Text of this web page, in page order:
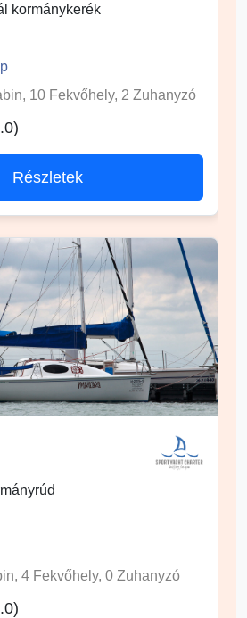
kormánykerék
10 Fekvőhely, 2 Zuhanyzó
Részletek
4 Fekvőhely, 0 Zuhanyzó